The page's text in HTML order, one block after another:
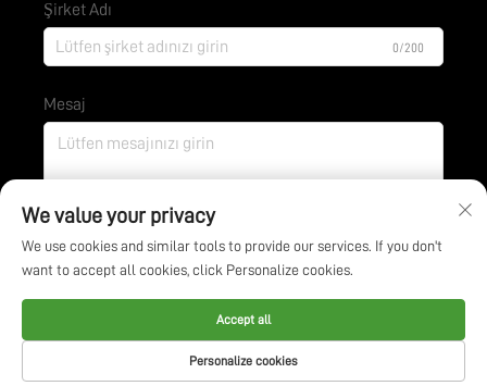
Şirket Adı
0/200
Mesaj
Gönder
Tüm hakları saklıdır. © Jiangsu BOE Environmental
We value your privacy
We use cookies and similar tools to provide our services. If you don't
want to accept all cookies, click Personalize cookies.
Personalize cookies
Accept all